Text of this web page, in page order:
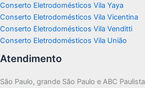
Conserto Eletrodomésticos Vila Yaya
Conserto Eletrodomésticos Vila Vicentina
Conserto Eletrodomésticos Vila Venditti
Conserto Eletrodomésticos Vila União
Atendimento
São Paulo, grande São Paulo e ABC Paulista